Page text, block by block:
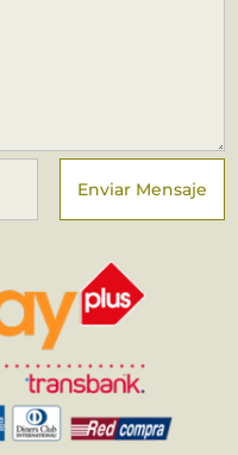
Enviar Mensaje